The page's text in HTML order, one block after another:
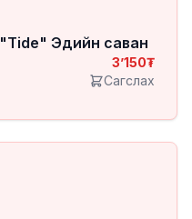
"Tide" Эдийн саван
3’150
Сагслах